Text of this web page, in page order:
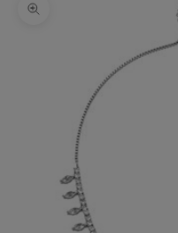
Bild vergrößern